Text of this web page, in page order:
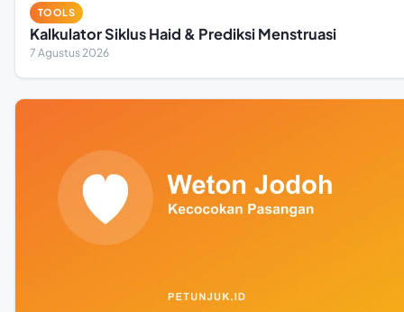
TOOLS
Kalkulator Siklus Haid & Prediksi Menstruasi
7 Agustus 2026